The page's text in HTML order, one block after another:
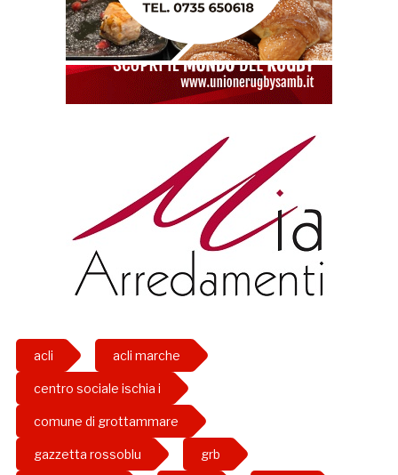
acli acli marche
centro sociale ischia i
comune di grottammare
gazzetta rossoblu grb